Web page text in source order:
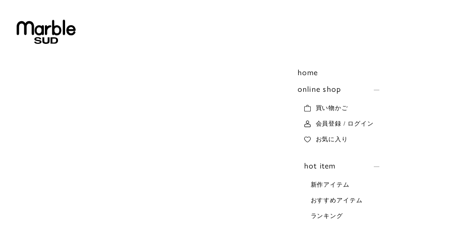
home
online shop
買い物かご
会員登録 / ログイン
お気に入り
hot item
新作アイテム
おすすめアイテム
ランキング